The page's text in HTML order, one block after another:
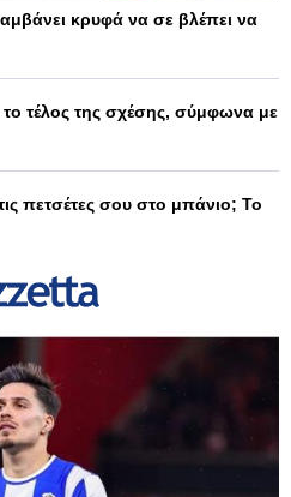
κρυφά να σε βλέπει να
τέλος της σχέσης, σύμφωνα με
πετσέτες σου στο μπάνιο; Το